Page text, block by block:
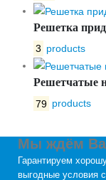
Решетка
3 products
Решетчатые
79 products
Мы ждём
Гарантируем
выгодные условия